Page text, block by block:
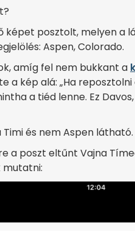
képet posztolt, melyen a
Aspen, Colorado.
amíg fel nem bukkant a
kép alá: „Ha reposztolni
a tiéd lenne. Ez
és nem Aspen
a poszt eltűnt Vajna